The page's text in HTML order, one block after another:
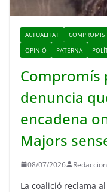
ACTUALITAT COMPROMIS
OPINIÓ
PATERNA
Compromís
denuncia
encadena
Majors
08/07/2026 Redaccion
La coalició reclama